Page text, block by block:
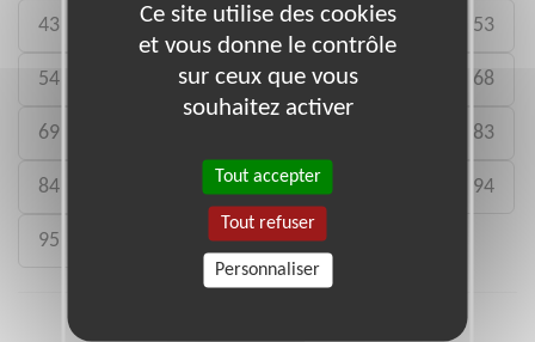
43 45 46 47 49 53
54 57 59 60 63 68
69 83
84 88 91 94
95
Ce site utilise des cookies
et vous donne le contrôle
sur ceux que vous
souhaitez activer
Tout accepter
Tout refuser
Personnaliser